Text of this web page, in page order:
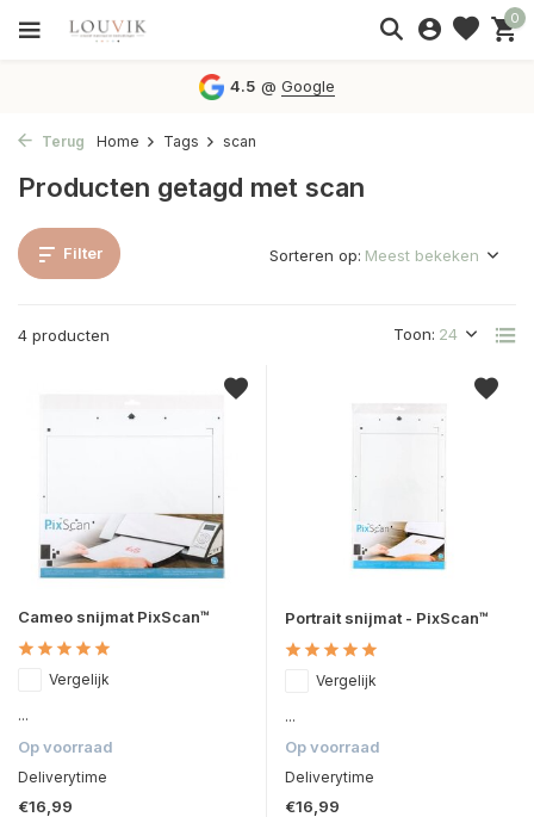
0
4.5 @Google
Terug Home Tags scan
Producten getagd met scan
Filter
4 producten Toon:
Sorteren op:
Cameo snijmat PixScan™
Vergelijk
...
Op voorraad
Deliverytime
€16,99
Portrait snijmat - PixScan™
Vergelijk
...
Op voorraad
Deliverytime
€16,99